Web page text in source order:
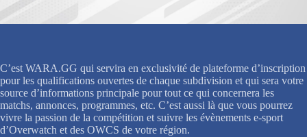
C’est WARA.GG qui servira en exclusivité de plateforme d’inscription
pour les qualifications ouvertes de chaque subdivision et qui sera votre
source d’informations principale pour tout ce qui concernera les
matchs, annonces, programmes, etc. C’est aussi là que vous pourrez
vivre la passion de la compétition et suivre les évènements e-sport
d’Overwatch et des OWCS de votre région.